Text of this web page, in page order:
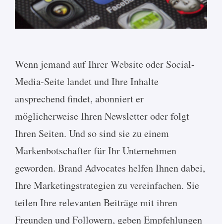
Wenn jemand auf Ihrer Website oder Social-
Media-Seite landet und Ihre Inhalte
ansprechend findet, abonniert er
möglicherweise Ihren Newsletter oder folgt
Ihren Seiten. Und so sind sie zu einem
Markenbotschafter für Ihr Unternehmen
geworden. Brand Advocates helfen Ihnen dabei,
Ihre Marketingstrategien zu vereinfachen. Sie
teilen Ihre relevanten Beiträge mit ihren
Freunden und Followern, geben Empfehlungen